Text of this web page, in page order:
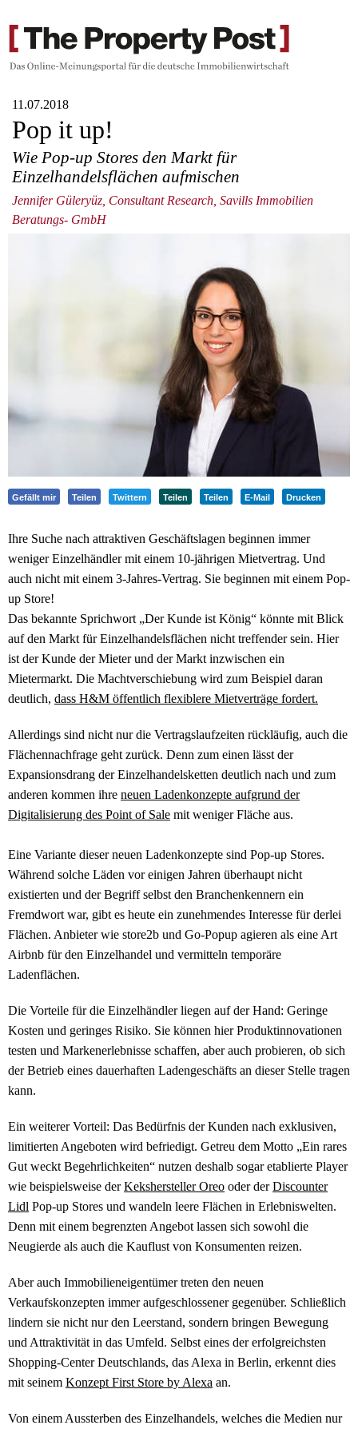
11.07.2018
Pop it up!
Wie Pop-up Stores den Markt für
Einzelhandelsflächen aufmischen
Jennifer Güleryüz, Consultant Research, Savills Immobilien
Beratungs- GmbH
Gefällt mir Teilen Twittern Teilen Teilen E-Mail Drucken
Ihre Suche nach attraktiven Geschäftslagen beginnen immer
weniger Einzelhändler mit einem 10-jährigen Mietvertrag. Und
auch nicht mit einem 3-Jahres-Vertrag. Sie beginnen mit einem Pop-
up Store!
Das bekannte Sprichwort „Der Kunde ist König“ könnte mit Blick
auf den Markt für Einzelhandelsflächen nicht treffender sein. Hier
ist der Kunde der Mieter und der Markt inzwischen ein
Mietermarkt. Die Machtverschiebung wird zum Beispiel daran
deutlich, dass H&M öffentlich flexiblere Mietverträge fordert.
Allerdings sind nicht nur die Vertragslaufzeiten rückläufig, auch die
Flächennachfrage geht zurück. Denn zum einen lässt der
Expansionsdrang der Einzelhandelsketten deutlich nach und zum
anderen kommen ihre neuen Ladenkonzepte aufgrund der
Digitalisierung des Point of Sale mit weniger Fläche aus.
Eine Variante dieser neuen Ladenkonzepte sind Pop-up Stores.
Während solche Läden vor einigen Jahren überhaupt nicht
existierten und der Begriff selbst den Branchenkennern ein
Fremdwort war, gibt es heute ein zunehmendes Interesse für derlei
Flächen. Anbieter wie store2b und Go-Popup agieren als eine Art
Airbnb für den Einzelhandel und vermitteln temporäre
Ladenflächen.
Die Vorteile für die Einzelhändler liegen auf der Hand: Geringe
Kosten und geringes Risiko. Sie können hier Produktinnovationen
testen und Markenerlebnisse schaffen, aber auch probieren, ob sich
der Betrieb eines dauerhaften Ladengeschäfts an dieser Stelle tragen
kann.
Ein weiterer Vorteil: Das Bedürfnis der Kunden nach exklusiven,
limitierten Angeboten wird befriedigt. Getreu dem Motto „Ein rares
Gut weckt Begehrlichkeiten“ nutzen deshalb sogar etablierte Player
wie beispielsweise derKekshersteller Oreo oder derDiscounter
Lidl Pop-up Stores und wandeln leere Flächen in Erlebniswelten.
Denn mit einem begrenzten Angebot lassen sich sowohl die
Neugierde als auch die Kauflust von Konsumenten reizen.
Aber auch Immobilieneigentümer treten den neuen
Verkaufskonzepten immer aufgeschlossener gegenüber. Schließlich
lindern sie nicht nur den Leerstand, sondern bringen Bewegung
und Attraktivität in das Umfeld. Selbst eines der erfolgreichsten
Shopping-Center Deutschlands, das Alexa in Berlin, erkennt dies
mit seinem Konzept First Store by Alexa an.
Von einem Aussterben des Einzelhandels, welches die Medien nur